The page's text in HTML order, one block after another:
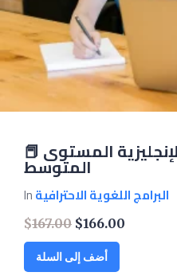
📕 برنامج الإنجليزية المستوى B2 – فوق
المتوسط
Inالبرامج اللغوية الاحترافية
$167.00
Original
price
was:
$167.00.
$166.00
Current
price
is:
$166.00.
أضف إلى السلة